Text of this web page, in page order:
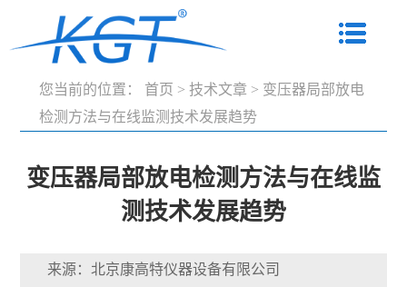
您当前的位置： 首页 > 技术文章 > 变压器局部放电
检测方法与在线监测技术发展趋势
变压器局部放电检测方法与在线监
测技术发展趋势
来源：北京康高特仪器设备有限公司